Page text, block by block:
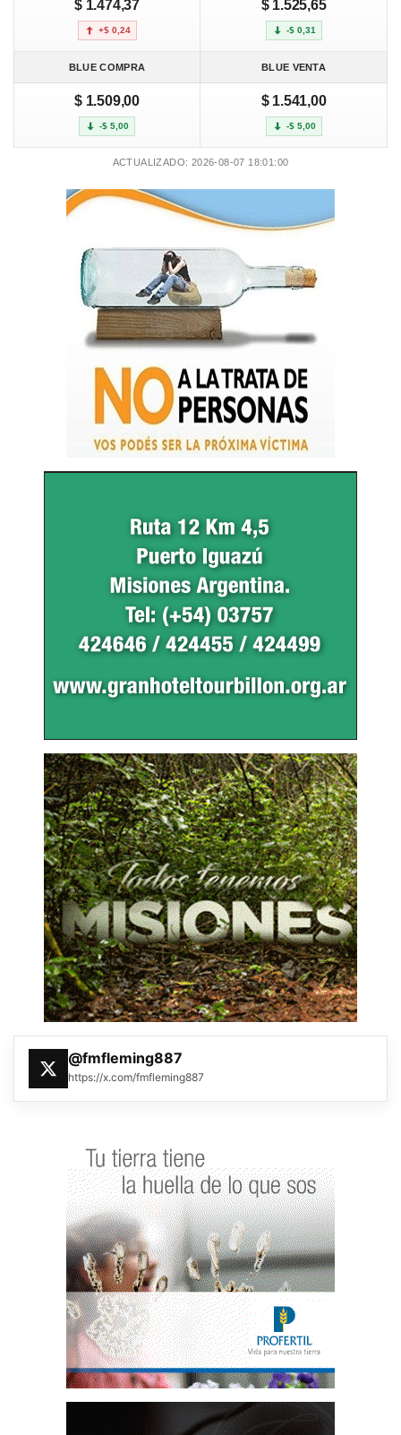
$ 1.474,37
+$ 0,24
$ 1.525,65
-$ 0,31
BLUE COMPRA BLUE VENTA
$ 1.509,00
-$ 5,00
$ 1.541,00
-$ 5,00
ACTUALIZADO: 2026-08-07 18:01:00
@fmfleming887
https://x.com/fmfleming887